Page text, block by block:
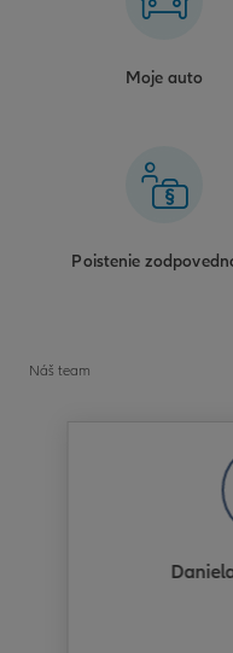
Moje auto
Poistenie
Náš team